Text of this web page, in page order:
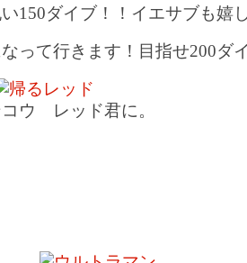
150ダイブ！！イエサブも嬉
って行きます！目指せ200ダ
ウ レッド君に。